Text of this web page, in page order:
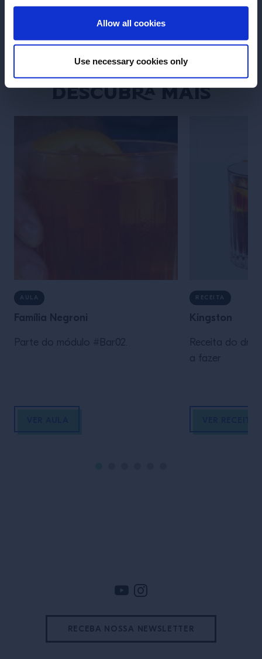
Allow all cookies
Use necessary cookies only
ENTRAR
Descubra mais
AULA
Família Negroni
Parte do módulo #Bar02.
RECEITA
Kingston
Receita do
a fazer
RECEBA NOSSA NEWSLETTER